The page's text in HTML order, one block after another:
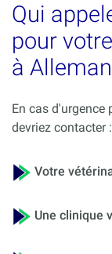
Qui
pour
à
En cas d'urgence
devriez contacter :
Votre
Une clinique